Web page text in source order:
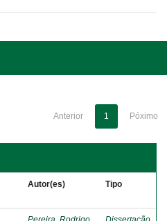
Anterior 1 Póximo
Autor(es) Tipo